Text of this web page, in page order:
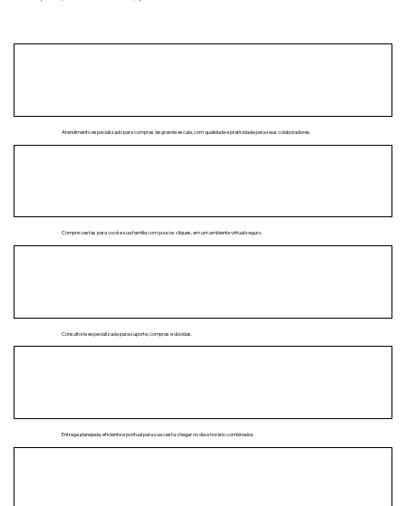
Atendimento especializado para compras de grande escala, com qualidade e praticidade para seus colaboradores.
Compre cestas para você e sua família com poucos cliques, em um ambiente virtual seguro.
Consultoria especializada para suporte, compras e dúvidas.
Entrega planejada, eficiente e pontual para sua cesta chegar no dia e horário combinados.